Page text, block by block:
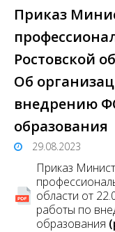
Приказ
Ростовской
Об
внедрению
образования
29.08.2023
Приказ
области от
работы по
образования